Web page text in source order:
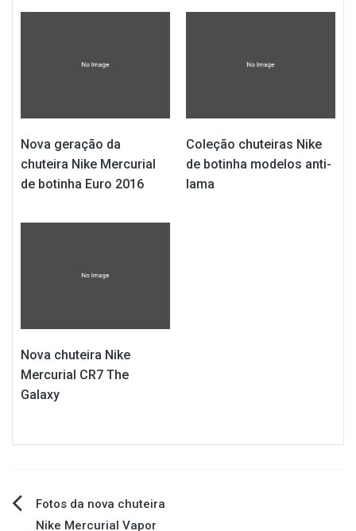
Nova geração da
chuteira Nike Mercurial
de botinha Euro 2016
Coleção chuteiras Nike
de botinha modelos anti-
lama
Nova chuteira Nike
Mercurial CR7 The
Galaxy
Navegação
Fotos da nova chuteira
Nike Mercurial Vapor